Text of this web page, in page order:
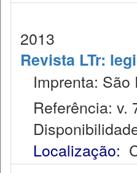
2013
Revista LTr:
Imprenta: São
Referência: v.
Localização: